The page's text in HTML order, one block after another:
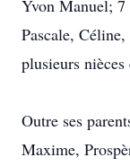
Yvon Manuel;
Pascale,
plusieurs nièces
Outre ses
Maxime,